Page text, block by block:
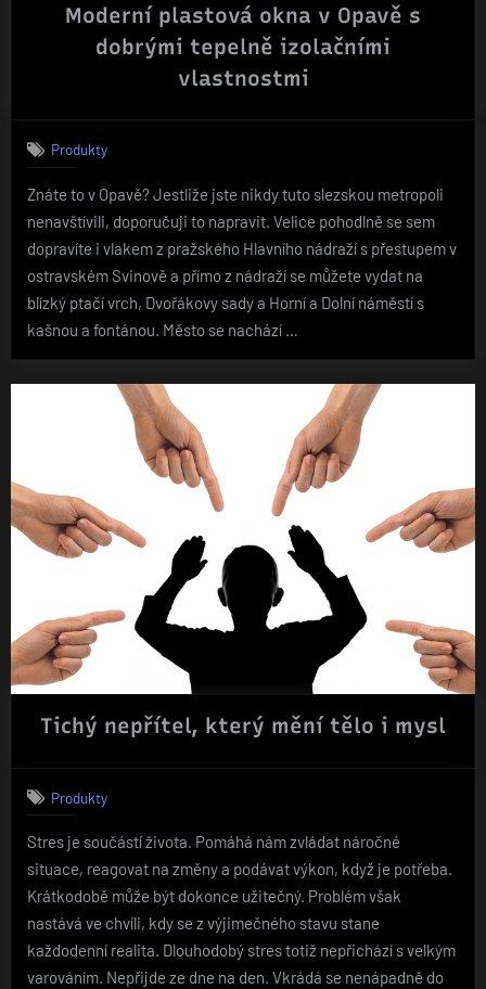
Moderní plastová okna v Opavě s
dobrými tepelně izolačními
vlastnostmi
Produkty
Znáte to v Opavě? Jestliže jste nikdy tuto slezskou metropoli
nenavštívili, doporučuji to napravit. Velice pohodlně se sem
dopravíte i vlakem z pražského Hlavního nádraží s přestupem v
ostravském Svinově a přímo z nádraží se můžete vydat na
blízký ptačí vrch, Dvořákovy sady a Horní a Dolní náměstí s
kašnou a fontánou. Město se nachází …
Tichý nepřítel, který mění tělo i mysl
Produkty
Stres je součástí života. Pomáhá nám zvládat náročné
situace, reagovat na změny a podávat výkon, když je potřeba.
Krátkodobě může být dokonce užitečný. Problém však
nastává ve chvíli, kdy se z výjimečného stavu stane
každodenní realita. Dlouhodobý stres totiž nepřichází s velkým
varováním. Nepřijde ze dne na den. Vkrádá se nenápadně do